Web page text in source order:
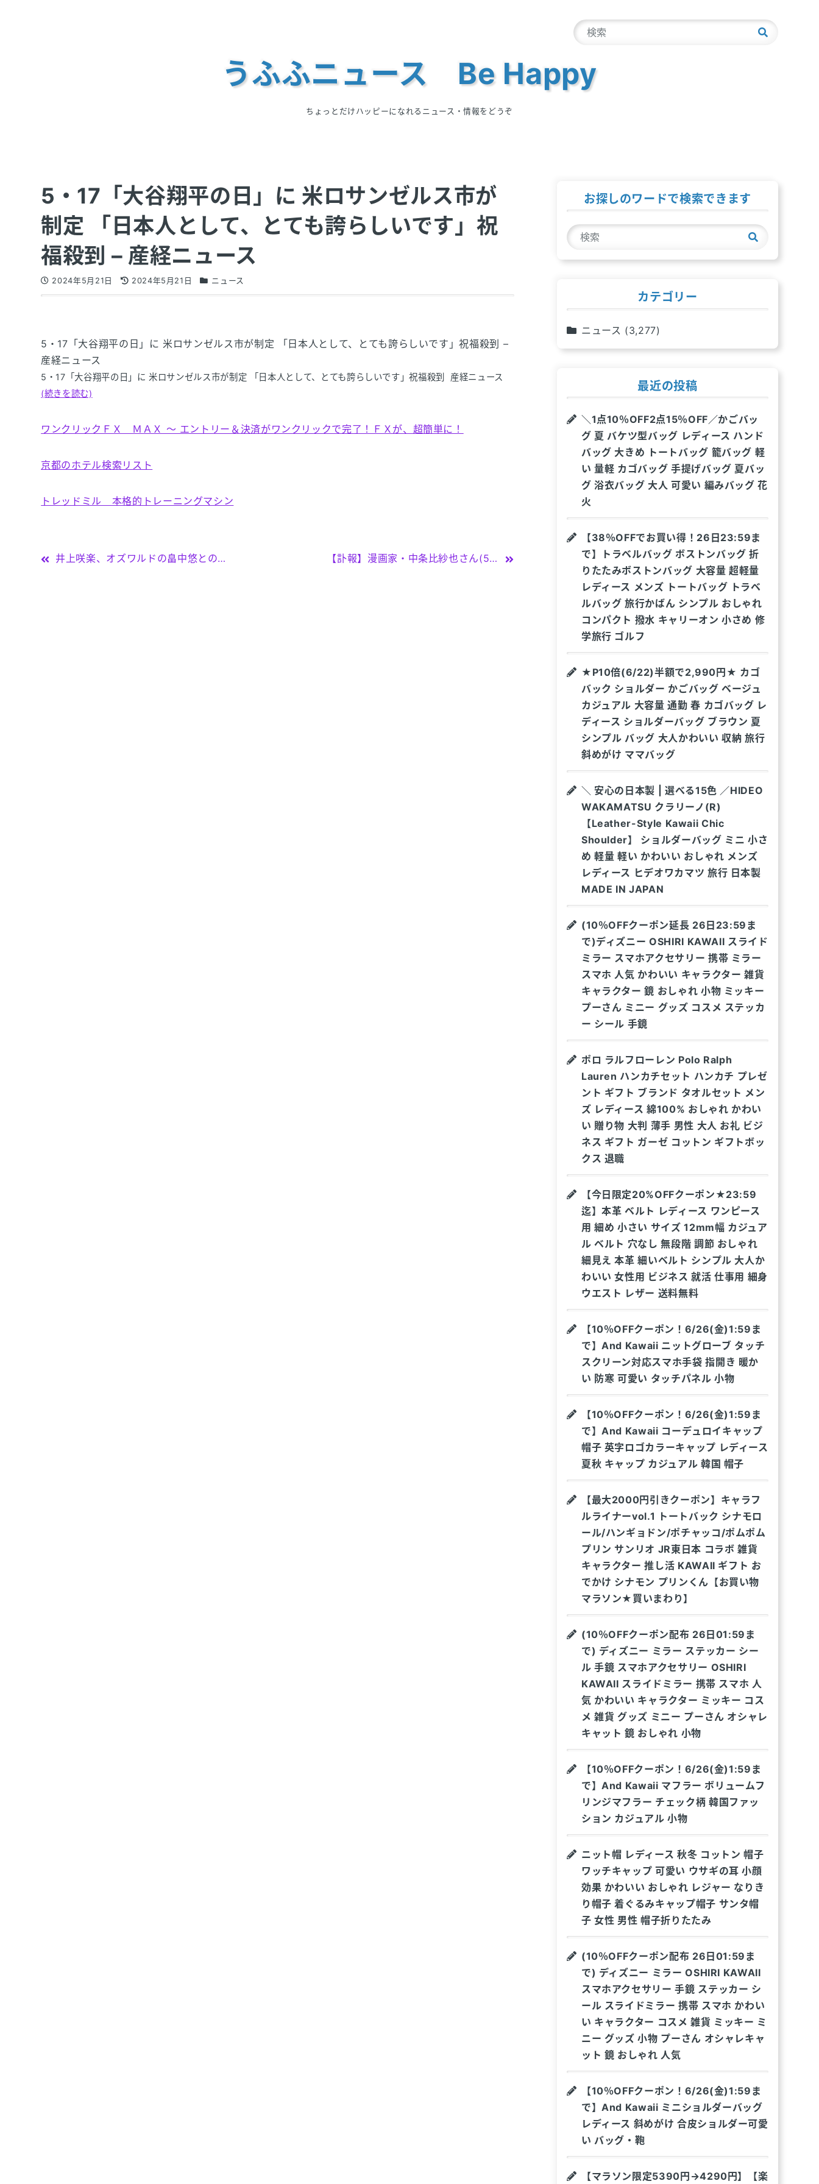
うふふニュース Be Happy
ちょっとだけハッピーになれるニュース・情報をどうぞ
検
索
5・17「大谷翔平の日」に 米ロサンゼルス市が
制定 「日本人として、とても誇らしいです」祝
福殺到 – 産経ニュース
2024年5月21日 2024年5月21日 ニュース
5・17「大谷翔平の日」に 米ロサンゼルス市が制定 「日本人として、とても誇らしいです」祝福殺到 –
産経ニュース
5・17「大谷翔平の日」に 米ロサンゼルス市が制定 「日本人として、とても誇らしいです」祝福殺到 産経ニュース
(続きを読む)
ワンクリックＦＸ ＭＡＸ ～ エントリー＆決済がワンクリックで完了！ＦＸが、超簡単に！
京都のホテル検索リスト
トレッドミル 本格的トレーニングマシン
投 井上咲楽、オズワルドの畠中悠との破局を報告「嘘をつくことが心苦しく…」昨年に交際が明らかになっていた … – Yahoo!ニュース 【訃報】漫画家・中条比紗也さん(50)死去「花ざかりの君たちへ」「シュガープリンセス」などで活躍 | TBS NEWS DIG – TBS NEWS DIG Powered by JNN
お探しのワードで検索できます
検
索
カテゴリー
ニュース (3,277)
最近の投稿
＼1点10％OFF2点15％OFF／かごバッ
グ 夏 バケツ型バッグ レディース ハンド
バッグ 大きめ トートバッグ 籠バッグ 軽
い 量軽 カゴバッグ 手提げバッグ 夏バッ
グ 浴衣バッグ 大人 可愛い 編みバッグ 花
火
【38％OFFでお買い得！26日23:59ま
で】トラベルバッグ ボストンバッグ 折
りたたみボストンバッグ 大容量 超軽量
レディース メンズ トートバッグ トラベ
ルバッグ 旅行かばん シンプル おしゃれ
コンパクト 撥水 キャリーオン 小さめ 修
学旅行 ゴルフ
★P10倍(6/22)半額で2,990円★ カゴ
バック ショルダー かごバッグ ベージュ
カジュアル 大容量 通勤 春 カゴバッグ レ
ディース ショルダーバッグ ブラウン 夏
シンプル バッグ 大人かわいい 収納 旅行
斜めがけ ママバッグ
＼ 安心の日本製 | 選べる15色 ／HIDEO
WAKAMATSU クラリーノ(R)
【Leather-Style Kawaii Chic
Shoulder】 ショルダーバッグ ミニ 小さ
め 軽量 軽い かわいい おしゃれ メンズ
レディース ヒデオワカマツ 旅行 日本製
MADE IN JAPAN
(10％OFFクーポン延長 26日23:59ま
で)ディズニー OSHIRI KAWAII スライド
ミラー スマホアクセサリー 携帯 ミラー
スマホ 人気 かわいい キャラクター 雑貨
キャラクター 鏡 おしゃれ 小物 ミッキー
プーさん ミニー グッズ コスメ ステッカ
ー シール 手鏡
ポロ ラルフローレン Polo Ralph
Lauren ハンカチセット ハンカチ プレゼ
ント ギフト ブランド タオルセット メン
ズ レディース 綿100% おしゃれ かわい
い 贈り物 大判 薄手 男性 大人 お礼 ビジ
ネス ギフト ガーゼ コットン ギフトボッ
クス 退職
【今日限定20%OFFクーポン★23:59
迄】本革 ベルト レディース ワンピース
用 細め 小さい サイズ 12mm幅 カジュア
ル ベルト 穴なし 無段階 調節 おしゃれ
細見え 本革 細いベルト シンプル 大人か
わいい 女性用 ビジネス 就活 仕事用 細身
ウエスト レザー 送料無料
【10％OFFクーポン！6/26(金)1:59ま
で】And Kawaii ニットグローブ タッチ
スクリーン対応スマホ手袋 指開き 暖か
い 防寒 可愛い タッチパネル 小物
【10％OFFクーポン！6/26(金)1:59ま
で】And Kawaii コーデュロイキャップ
帽子 英字ロゴカラーキャップ レディース
夏秋 キャップ カジュアル 韓国 帽子
【最大2000円引きクーポン】キャラフ
ルライナーvol.1 トートバック シナモロ
ール/ハンギョドン/ポチャッコ/ポムポム
プリン サンリオ JR東日本 コラボ 雑貨
キャラクター 推し活 KAWAII ギフト お
でかけ シナモン プリンくん【お買い物
マラソン★買いまわり】
(10％OFFクーポン配布 26日01:59ま
で) ディズニー ミラー ステッカー シー
ル 手鏡 スマホアクセサリー OSHIRI
KAWAII スライドミラー 携帯 スマホ 人
気 かわいい キャラクター ミッキー コス
メ 雑貨 グッズ ミニー プーさん オシャレ
キャット 鏡 おしゃれ 小物
【10％OFFクーポン！6/26(金)1:59ま
で】And Kawaii マフラー ボリュームフ
リンジマフラー チェック柄 韓国ファッ
ション カジュアル 小物
ニット帽 レディース 秋冬 コットン 帽子
ワッチキャップ 可愛い ウサギの耳 小顔
効果 かわいい おしゃれ レジャー なりき
り帽子 着ぐるみキャップ帽子 サンタ帽
子 女性 男性 帽子折りたたみ
(10％OFFクーポン配布 26日01:59ま
で) ディズニー ミラー OSHIRI KAWAII
スマホアクセサリー 手鏡 ステッカー シ
ール スライドミラー 携帯 スマホ かわい
い キャラクター コスメ 雑貨 ミッキー ミ
ニー グッズ 小物 プーさん オシャレキャ
ット 鏡 おしゃれ 人気
【10％OFFクーポン！6/26(金)1:59ま
で】And Kawaii ミニショルダーバッグ
レディース 斜めがけ 合皮ショルダー可愛
い バッグ・鞄
【マラソン限定5390円→4290円】【楽